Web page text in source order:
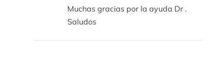
Muchas gracias por la ayuda Dr .
Saludos